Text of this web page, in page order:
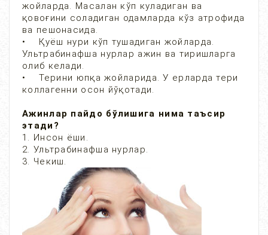
жойларда. Масалан кўп куладиган ва
қовоғини соладиган одамларда кўз атрофида
ва пешонасида.
• Қуёш нури кўп тушадиган жойларда.
Ультрабинафша нурлар ажин ва тиришларга
олиб келади.
• Терини юпқа жойларида. У ерларда тери
коллагенни осон йўқотади.
Ажинлар пайдо бўлишига нима таъсир
этади?
1. Инсон ёши.
2. Ультрабинафша нурлар.
3. Чекиш.